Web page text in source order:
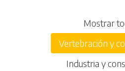
Mostrar
Vertebración y
Industria y